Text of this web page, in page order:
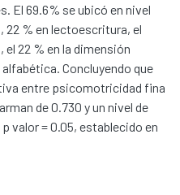
El 69.6% se ubicó en nivel
% en lectoescritura, el
22 % en la dimensión
Concluyendo que
entre psicomotricidad fina
de 0.730 y un nivel de
valor = 0.05, establecido en